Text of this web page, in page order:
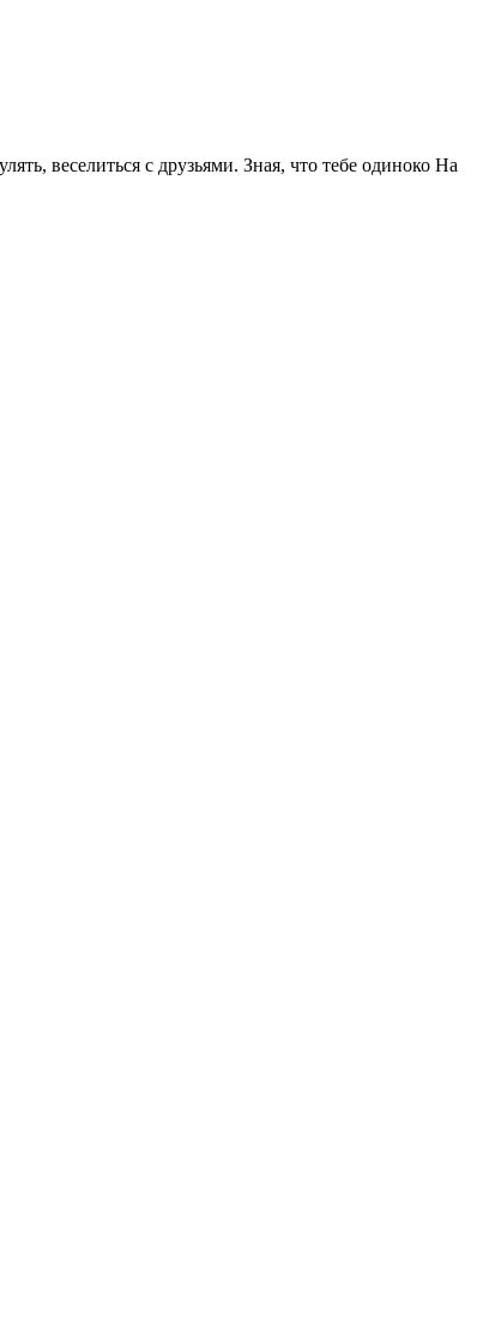
веселиться с друзьями. Зная, что тебе одиноко На